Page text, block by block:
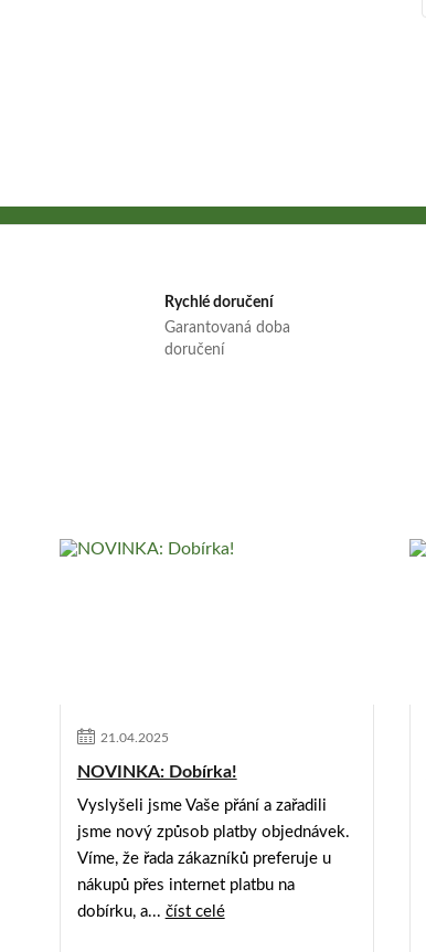
Rychlé doručení
Garantovaná doba
doručení
21 04. 2025
NOVINKA: Dobírka!
Vyslyšeli jsme Vaše přání a zařadili
jsme nový způsob platby objednávek.
Víme, že řada zákazníků preferuje u
nákupů přes internet platbu na
dobírku, a... číst celé